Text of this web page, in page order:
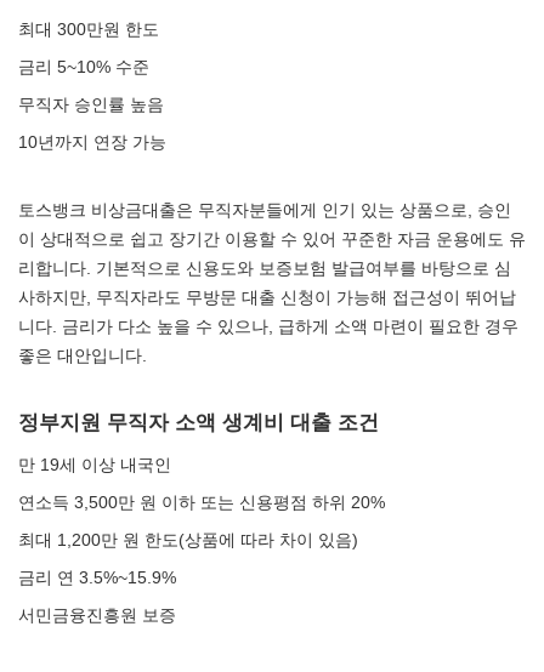
최대 300만원 한도
금리 5~10% 수준
무직자 승인률 높음
10년까지 연장 가능
토스뱅크 비상금대출은 무직자분들에게 인기 있는 상품으로, 승인
이 상대적으로 쉽고 장기간 이용할 수 있어 꾸준한 자금 운용에도 유
리합니다. 기본적으로 신용도와 보증보험 발급여부를 바탕으로 심
사하지만, 무직자라도 무방문 대출 신청이 가능해 접근성이 뛰어납
니다. 금리가 다소 높을 수 있으나, 급하게 소액 마련이 필요한 경우
좋은 대안입니다.
정부지원 무직자 소액 생계비 대출 조건
만 19세 이상 내국인
연소득 3,500만 원 이하 또는 신용평점 하위 20%
최대 1,200만 원 한도(상품에 따라 차이 있음)
금리 연 3.5%~15.9%
서민금융진흥원 보증